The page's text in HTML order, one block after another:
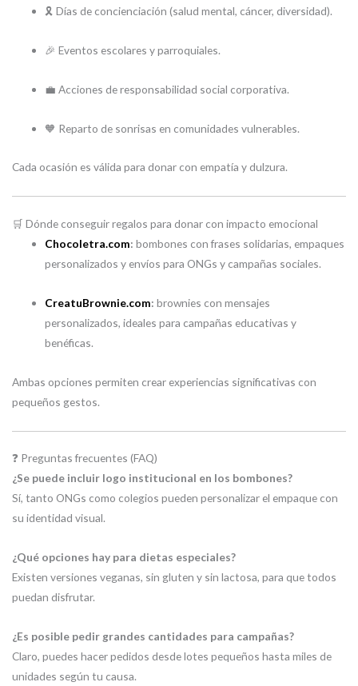
🎗️ Días de concienciación (salud mental, cáncer, diversidad).
🎉 Eventos escolares y parroquiales.
💼 Acciones de responsabilidad social corporativa.
🧡 Reparto de sonrisas en comunidades vulnerables.
Cada ocasión es válida para donar con empatía y dulzura.
🛒 Dónde conseguir regalos para donar con impacto emocional
Chocoletra.com: bombones con frases solidarias, empaques
personalizados y envíos para ONGs y campañas sociales.
CreatuBrownie.com: brownies con mensajes
personalizados, ideales para campañas educativas y
benéficas.
Ambas opciones permiten crear experiencias significativas con
pequeños gestos.
❓ Preguntas frecuentes (FAQ)
¿Se puede incluir logo institucional en los bombones?
Sí, tanto ONGs como colegios pueden personalizar el empaque con
su identidad visual.
¿Qué opciones hay para dietas especiales?
Existen versiones veganas, sin gluten y sin lactosa, para que todos
puedan disfrutar.
¿Es posible pedir grandes cantidades para campañas?
Claro, puedes hacer pedidos desde lotes pequeños hasta miles de
unidades según tu causa.